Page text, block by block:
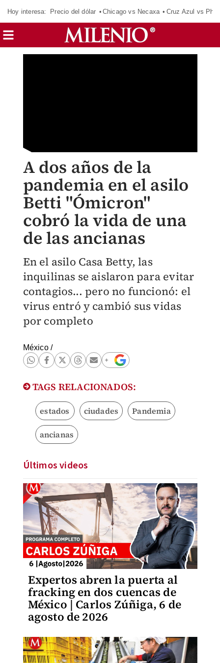
Hoy interesa: Precio del dólar Chicago vs Necaxa Cruz Azul vs
A dos años de la
pandemia en el asilo
Betti "Ómicron"
cobró la vida de una
de las ancianas
En el asilo Casa Betty, las
inquilinas se aislaron para evitar
contagios... pero no funcionó: el
virus entró y cambió sus vidas
por completo
México/
TAGS RELACIONADOS:
estados ciudades Pandemia
ancianas
Últimos videos
Expertos abren la puerta al
fracking en dos cuencas de
México | Carlos Zúñiga, 6 de
agosto de 2026